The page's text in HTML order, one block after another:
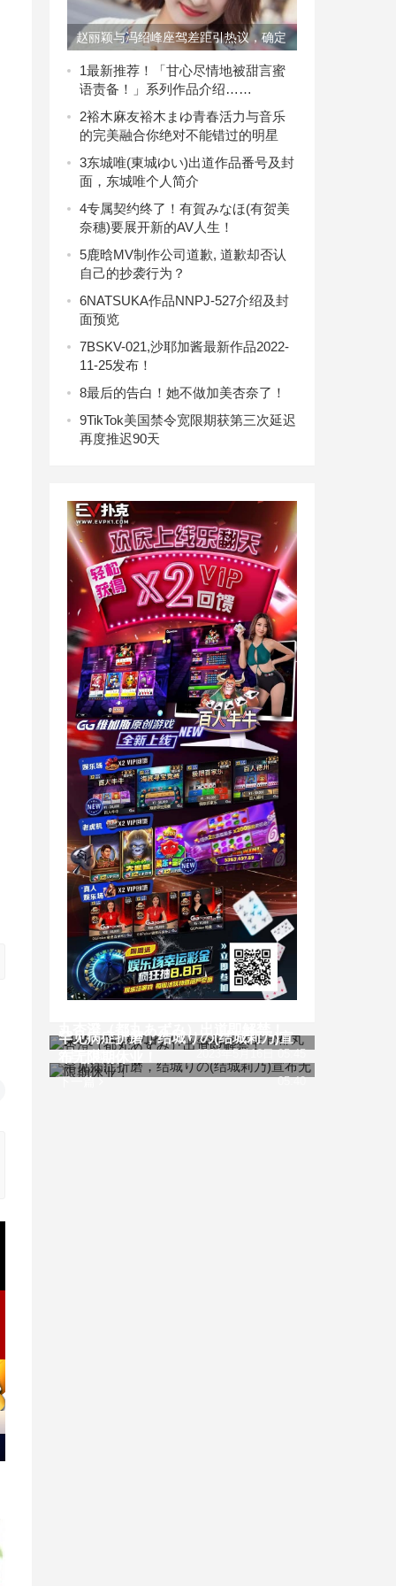
赵丽颖与冯绍峰座驾差距引热议，确定
真是一家人吗
1最新推荐！「甘心尽情地被甜言蜜
语责备！」系列作品介绍……
2裕木麻友裕木まゆ青春活力与音乐
的完美融合你绝对不能错过的明星
3东城唯(東城ゆい)出道作品番号及封
面，东城唯个人简介
4专属契约终了！有賀みなほ(有贺美
奈穗)要展开新的AV人生！
5鹿晗MV制作公司道歉, 道歉却否认
自己的抄袭行为？
6NATSUKA作品NNPJ-527介绍及封
面预览
7BSKV-021,沙耶加酱最新作品2022-
11-25发布！
8最后的告白！她不做加美杏奈了！
9TikTok美国禁令宽限期获第三次延迟
再度推迟90天
上一篇 2023年5月16日 05:45
下一篇
罕见病症折磨，结城りの(结城莉乃)宣
05:40